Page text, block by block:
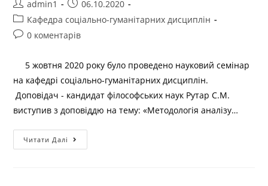
admin1
06.10.2020
Кафедра соціально-гуманітарних дисциплін
0 коментарів
5 жовтня 2020 року було проведено науковий семінар
на кафедрі соціально-гуманітарних дисциплін.
Доповідач - кандидат філософських наук Рутар С.М.
виступив з доповіддю на тему: «Методологія аналізу…
Читати Далі